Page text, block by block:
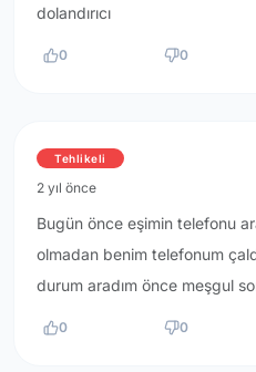
dolandırıcı
0 0
Tehlikeli
2 yıl önce
Bugün önce eşimin telefonu
olmadan benim telefonum
durum aradım önce meşgul
0 0